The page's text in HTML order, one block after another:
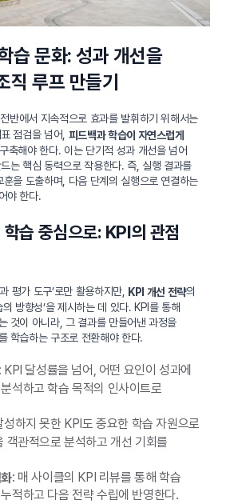
습 문화: 성과 개선을
직 루프 만들기
반에서 지속적으로 효과를 발휘하기 위해서는
점검을 넘어, 피드백과 학습이 자연스럽게
축해야 한다. 이는 단기적 성과 개선을 넘어
는 핵심 동력으로 작용한다. 즉, 실행 결과를
을 도출하며, 다음 단계의 실행으로 연결하는
야 한다.
습 중심으로: KPI의 관점
평가 도구’로만 활용하지만, KPI 개선 전략의
방향성’을 제시하는 데 있다. KPI를 통해
것이 아니라, 그 결과를 만들어낸 과정을
학습하는 구조로 전환해야 한다.
: KPI 달성률을 넘어, 어떤 요인이 성과에
석하고 학습 목적의 인사이트로
성하지 못한 KPI도 중요한 학습 자원으로
객관적으로 분석하고 개선 기회를
: 매 사이클의 KPI 리뷰를 통해 학습
적하고 다음 전략 수립에 반영한다.